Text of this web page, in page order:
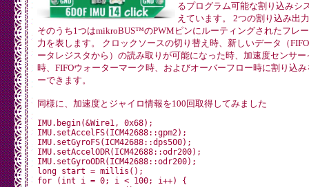
るプログラム可能な割り込みシ
えています。 2つの割り込み出
そのうち1つはmikroBUS™のPWMピンにルーティングされたフレ
力を表します。 クロックソースの切り替え時、新しいデータ（
ータレジスタから）の読み取りが可能になった時、加速度センサー
時、FIFOウォーターマーク時、およびオーバーフロー時に割り込
ーできます。
同様に、加速度とジャイロ情報を100回取得してみました
IMU.begin(&Wire1, 0x68);
IMU.setAccelFS(ICM42688::gpm2);
IMU.setGyroFS(ICM42688::dps500);
IMU.setAccelODR(ICM42688::odr200);
IMU.setGyroODR(ICM42688::odr200);
long start = millis();
for (int i = 0; i < 100; i++) {